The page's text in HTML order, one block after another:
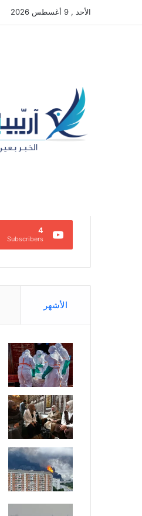
الأحد , 9 أغسطس 2026
4
Subscribers
الأشهر